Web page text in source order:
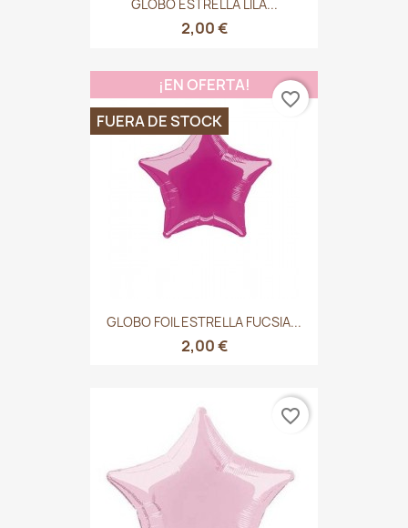
GLOBO ESTRELLA LILA...
2,00 €
GLOBO FOIL ESTRELLA FUCSIA...
2,00 €
¡EN OFERTA!
FUERA DE STOCK
favorite_border
favorite_border